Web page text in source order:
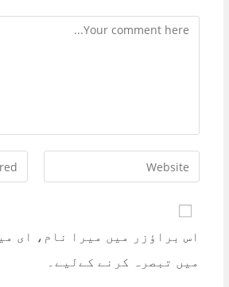
Comment
Enter
your
Enter
your
website
(optional)
اس براؤزر میں میرا نام، ای
میں تبصرہ کرنے کےلیے۔